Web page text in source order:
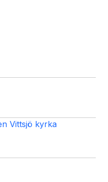
Vittsjö kyrka